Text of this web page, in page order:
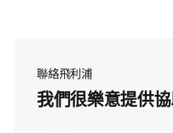
聯絡飛利浦
我們很樂意提供